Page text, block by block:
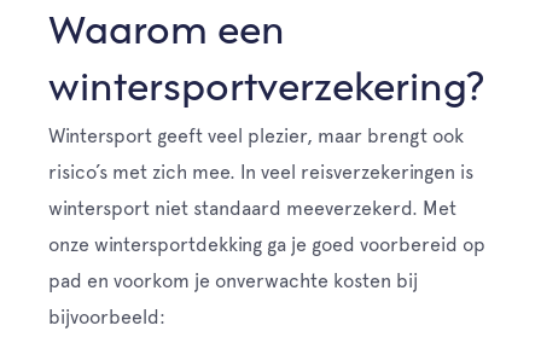
Waarom een
wintersportverzekering?
Wintersport geeft veel plezier, maar brengt ook
risico’s met zich mee. In veel reisverzekeringen is
wintersport niet standaard meeverzekerd. Met
onze wintersportdekking ga je goed voorbereid op
pad en voorkom je onverwachte kosten bij
bijvoorbeeld: